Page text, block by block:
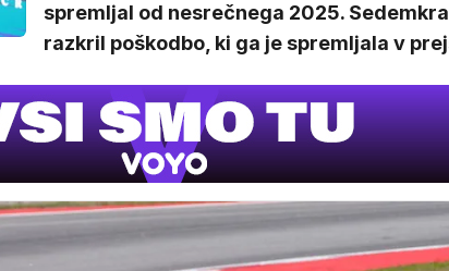
spremljal od nesrečnega 2025.
razkril poškodbo, ki ga je spremljala v